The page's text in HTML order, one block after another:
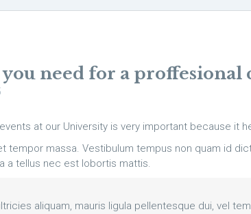
need for a proffesional
at our University is very important because it
tempor massa. Vestibulum tempus non quam id
a tellus nec est lobortis mattis.
aliquam, mauris ligula pellentesque dui, vel